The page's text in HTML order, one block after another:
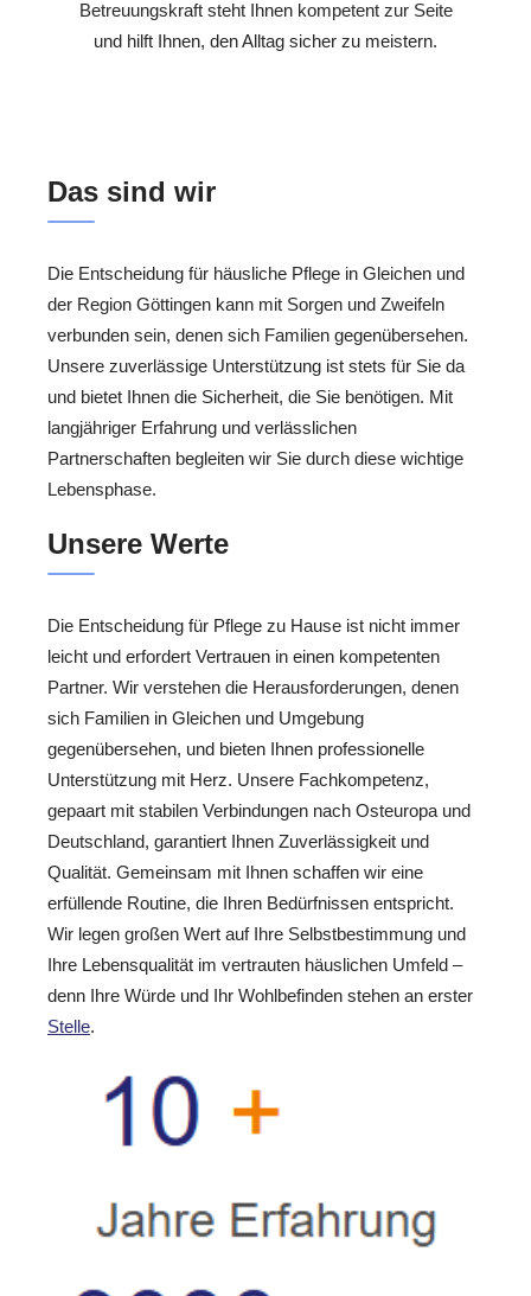
Betreuungskraft steht Ihnen kompetent zur Seite
und hilft Ihnen, den Alltag sicher zu meistern.
Das sind wir
Die Entscheidung für häusliche Pflege in Gleichen und
der Region Göttingen kann mit Sorgen und Zweifeln
verbunden sein, denen sich Familien gegenübersehen.
Unsere zuverlässige Unterstützung ist stets für Sie da
und bietet Ihnen die Sicherheit, die Sie benötigen. Mit
langjähriger Erfahrung und verlässlichen
Partnerschaften begleiten wir Sie durch diese wichtige
Lebensphase.
Unsere Werte
Die Entscheidung für Pflege zu Hause ist nicht immer
leicht und erfordert Vertrauen in einen kompetenten
Partner. Wir verstehen die Herausforderungen, denen
sich Familien in Gleichen und Umgebung
gegenübersehen, und bieten Ihnen professionelle
Unterstützung mit Herz. Unsere Fachkompetenz,
gepaart mit stabilen Verbindungen nach Osteuropa und
Deutschland, garantiert Ihnen Zuverlässigkeit und
Qualität. Gemeinsam mit Ihnen schaffen wir eine
erfüllende Routine, die Ihren Bedürfnissen entspricht.
Wir legen großen Wert auf Ihre Selbstbestimmung und
Ihre Lebensqualität im vertrauten häuslichen Umfeld –
denn Ihre Würde und Ihr Wohlbefinden stehen an erster
Stelle.